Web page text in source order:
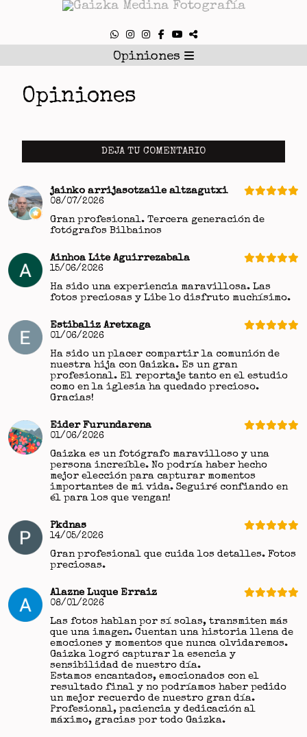
Opiniones
Opiniones
DEJA TU COMENTARIO
jainko arrijasotzaile altzagutxi
08/07/2026
Gran profesional. Tercera generación de
fotógrafos Bilbainos
Ainhoa Lite Aguirrezabala
15/06/2026
Ha sido una experiencia maravillosa. Las
fotos preciosas y Libe lo disfruto muchísimo.
Estibaliz Aretxaga
01/06/2026
Ha sido un placer compartir la comunión de
nuestra hija con Gaizka. Es un gran
profesional. El reportaje tanto en el estudio
como en la iglesia ha quedado precioso.
Gracias!
Eider Furundarena
01/06/2026
Gaizka es un fotógrafo maravilloso y una
persona increíble. No podría haber hecho
mejor elección para capturar momentos
importantes de mi vida. Seguiré confiando en
él para los que vengan!
Pkdnas
14/05/2026
Gran profesional que cuida los detalles. Fotos
preciosas.
Alazne Luque Erraiz
08/01/2026
Las fotos hablan por sí solas, transmiten más
que una imagen. Cuentan una historia llena de
emociones y momentos que nunca olvidaremos.
Gaizka logró capturar la esencia y
sensibilidad de nuestro día.
Estamos encantados, emocionados con el
resultado final y no podríamos haber pedido
un mejor recuerdo de nuestro gran día.
Profesional, paciencia y dedicación al
máximo, gracias por todo Gaizka.